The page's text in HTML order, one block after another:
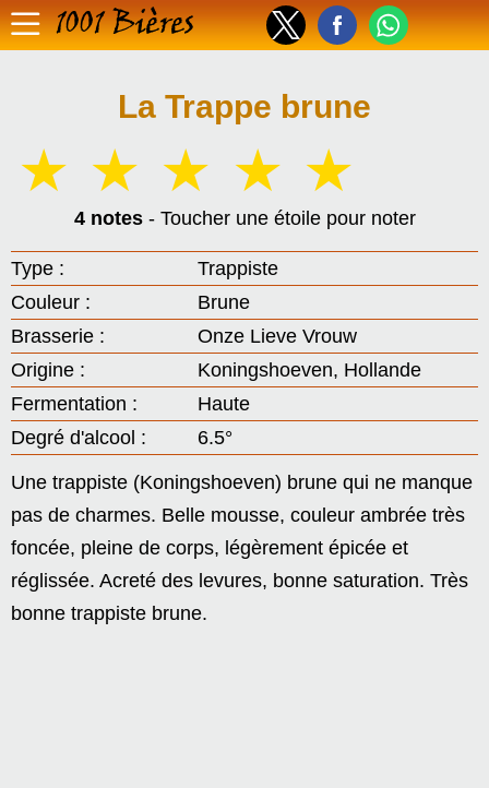
1001 Bières
La Trappe brune
☆
☆
☆
☆
☆
4 notes- Toucher une étoile pour noter
Type :
Trappiste
Couleur :
Brune
Brasserie :
Onze Lieve Vrouw
Origine :
Koningshoeven, Hollande
Fermentation :
Haute
Degré d'alcool :
6.5°
Une trappiste (Koningshoeven) brune qui ne manque
pas de charmes. Belle mousse, couleur ambrée très
foncée, pleine de corps, légèrement épicée et
réglissée. Acreté des levures, bonne saturation. Très
bonne trappiste brune.